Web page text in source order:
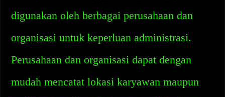
digunakan oleh berbagai perusahaan dan
organisasi untuk keperluan administrasi.
Perusahaan dan organisasi dapat dengan
mudah mencatat lokasi karyawan maupun